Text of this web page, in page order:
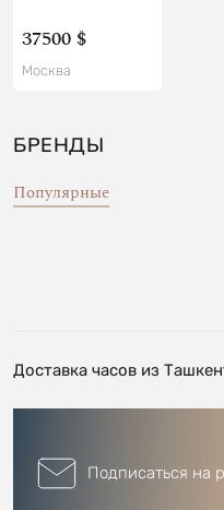
37500 $
Москва
БРЕНДЫ
Популярные
Доставка часов из
Подписаться на